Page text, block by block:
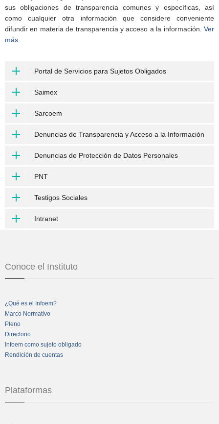
sus obligaciones de transparencia comunes y específicas, así
como cualquier otra información que considere conveniente
difundir en materia de transparencia y acceso a la información. Ver
más
Portal de Servicios para Sujetos Obligados
Saimex
Sarcoem
Denuncias de Transparencia y Acceso a la Información
Denuncias de Protección de Datos Personales
PNT
Testigos Sociales
Intranet
Conoce el Instituto
¿Qué es el Infoem?
Marco Normativo
Pleno
Directorio
Infoem como sujeto obligado
Rendición de cuentas
Plataformas